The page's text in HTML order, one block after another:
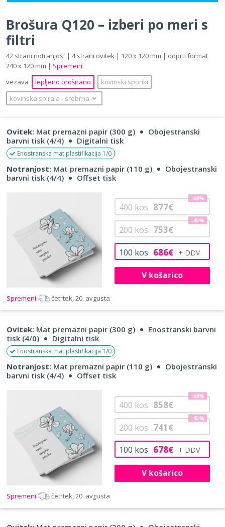
Brošura Q120 – izberi po meri s
filtri
42 strani notranjost | 4 strani ovitek | 120 x 120 mm | odprti format
240 x 120 mm | Spremeni
vezava
lepljeno broširano
kovinski sponki
kovinska spirala ‐ srebrna
Ovitek: Mat premazni papir (300 g)
Obojestranski
barvni tisk (4/4)
Digitalni tisk
Enostranska mat plastifikacija 1/0
Notranjost: Mat premazni papir (110 g)
Obojestranski
barvni tisk (4/4)
Offset tisk
100 kos 686€
200 kos 753€
-45%
400 kos 877€
-68%
V košarico
Spremeni četrtek, 20. avgusta
Ovitek: Mat premazni papir (300 g)
Enostranski barvni
tisk (4/0)
Digitalni tisk
Enostranska mat plastifikacija 1/0
Notranjost: Mat premazni papir (110 g)
Obojestranski
barvni tisk (4/4)
Offset tisk
100 kos 678€
200 kos 741€
-45%
400 kos 858€
-68%
V košarico
Spremeni četrtek, 20. avgusta